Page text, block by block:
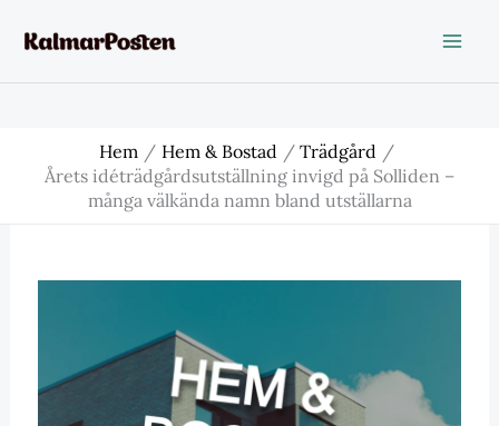
Hem Hem & Bostad
Trädgård
Årets idéträdgårdsutställning invigd på Solliden –
många välkända namn bland utställarna